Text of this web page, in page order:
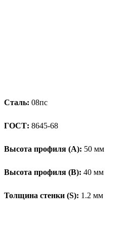
Сталь: 08пс
ГОСТ: 8645-68
Высота профиля (А): 50 мм
Высота профиля (B): 40 мм
Толщина стенки (S): 1.2 мм